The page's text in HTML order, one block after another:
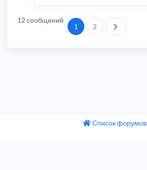
12 сообщений
1 2 След.
Список форумов